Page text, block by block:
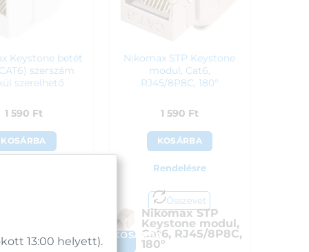
Keystone betét
szerszám
szerelhető
1 590 Ft
KOSÁRBA
CAT6)
nélkül
Nikomax STP Keystone
modul, Cat6,
RJ45/8P8C, 180°
1 590 Ft
KOSÁRBA
Rendelésre
Összevet
KOSÁRBA
Nikomax STP
Keystone modul,
Cat6, RJ45/8P8C,
180°
13:00 helyett).